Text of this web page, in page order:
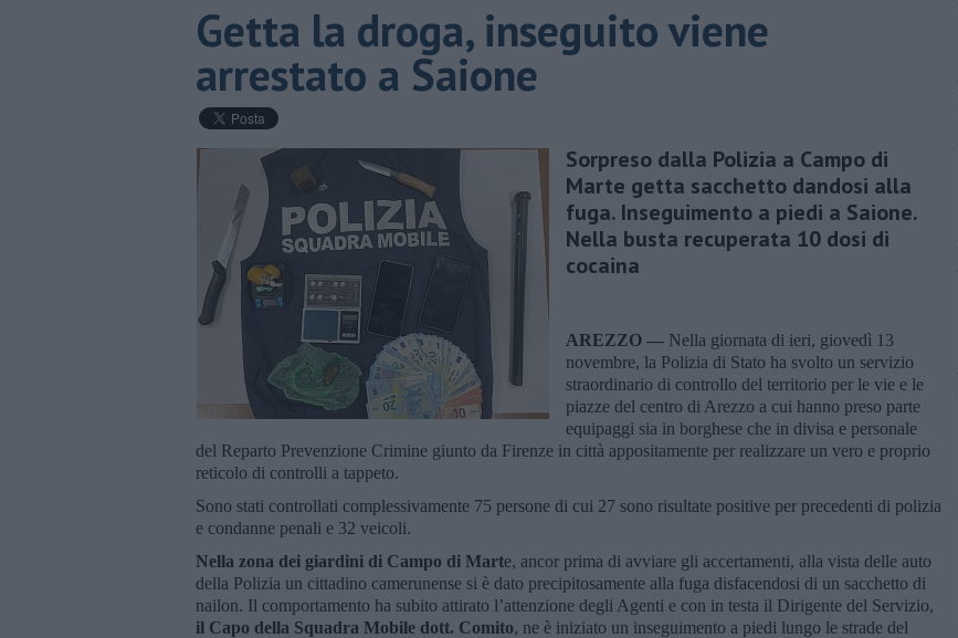
Getta la droga, inseguito viene
arrestato a Saione
Sorpreso dalla Polizia a Campo di
Marte getta sacchetto dandosi alla
fuga. Inseguimento a piedi a Saione.
Nella busta recuperata 10 dosi di
cocaina
AREZZO — Nella giornata di ieri, giovedì 13
novembre, la Polizia di Stato ha svolto un servizio
straordinario di controllo del territorio per le vie e le
piazze del centro di Arezzo a cui hanno preso parte
equipaggi sia in borghese che in divisa e personale
del Reparto Prevenzione Crimine giunto da Firenze in città appositamente per realizzare un vero e proprio
reticolo di controlli a tappeto.
Sono stati controllati complessivamente 75 persone di cui 27 sono risultate positive per precedenti di polizia
e condanne penali e 32 veicoli.
Nella zona dei giardini di Campo di Marte, ancor prima di avviare gli accertamenti, alla vista delle auto
della Polizia un cittadino camerunense si è dato precipitosamente alla fuga disfacendosi di un sacchetto di
nailon. Il comportamento ha subito attirato l’attenzione degli Agenti e con in testa il Dirigente del Servizio,
il Capo della Squadra Mobile dott. Comito, ne è iniziato un inseguimento a piedi lungo le strade del